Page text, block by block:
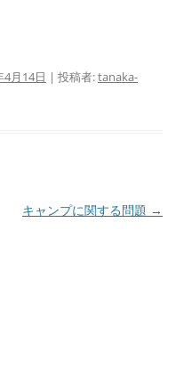
4月14日 | 投稿者:tanaka-
キャンプに関する問題 →